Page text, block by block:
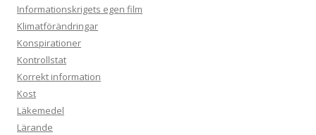
Informationskrigets egen film
Klimatförändringar
Konspirationer
Kontrollstat
Korrekt information
Kost
Läkemedel
Lärande